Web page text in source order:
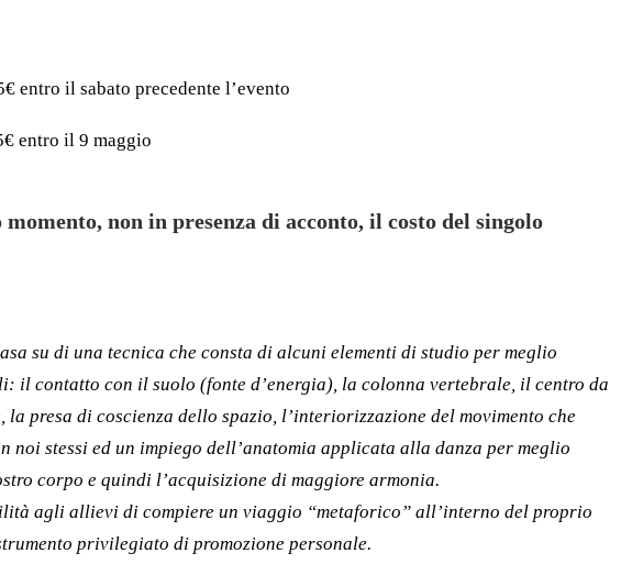
entro il sabato precedente l’evento
entro il 9 maggio
non in presenza di acconto, il costo del singolo
su di una tecnica che consta di alcuni elementi di studio per meglio
il contatto con il suolo (fonte d’energia), la colonna vertebrale, il centro da
la presa di coscienza dello spazio, l’interiorizzazione del movimento che
noi stessi ed un impiego dell’anatomia applicata alla danza per meglio
corpo e quindi l’acquisizione di maggiore armonia.
agli allievi di compiere un viaggio “metaforico” all’interno del proprio
privilegiato di promozione personale.